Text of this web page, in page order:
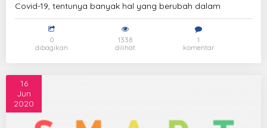
Covid-19, tentunya banyak hal yang berubah dalam
0
dibagikan
1338
dilihat
1
komentar
16
Jun
2020